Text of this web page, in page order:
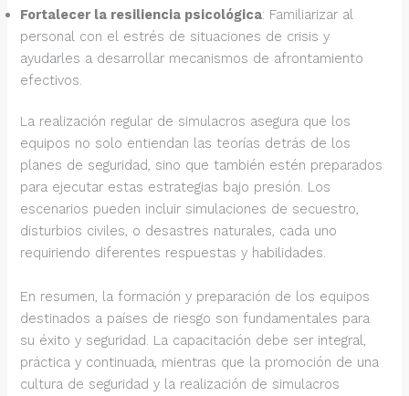
Fortalecer la resiliencia psicológica: Familiarizar al
personal con el estrés de situaciones de crisis y
ayudarles a desarrollar mecanismos de afrontamiento
efectivos.
La realización regular de simulacros asegura que los
equipos no solo entiendan las teorías detrás de los
planes de seguridad, sino que también estén preparados
para ejecutar estas estrategias bajo presión. Los
escenarios pueden incluir simulaciones de secuestro,
disturbios civiles, o desastres naturales, cada uno
requiriendo diferentes respuestas y habilidades.
En resumen, la formación y preparación de los equipos
destinados a países de riesgo son fundamentales para
su éxito y seguridad. La capacitación debe ser integral,
práctica y continuada, mientras que la promoción de una
cultura de seguridad y la realización de simulacros